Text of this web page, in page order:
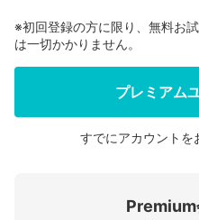
会員
ログ
※初回登録の方に限り、無料お
は一切かかりません。
プレミアム
すでにアカウントを
Premium